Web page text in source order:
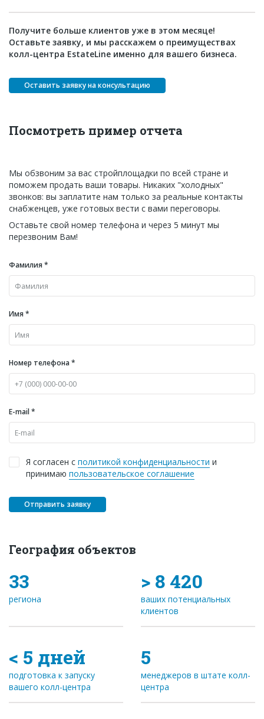
Получите больше клиентов уже в этом месяце!
Оставьте заявку, и мы расскажем о преимуществах
колл-центра EstateLine именно для вашего бизнеса.
Оставить заявку на консультацию
Посмотреть пример отчета
Мы обзвоним за вас стройплощадки по всей стране и
поможем продать ваши товары. Никаких "холодных"
звонков: вы заплатите нам только за реальные контакты
снабженцев, уже готовых вести с вами переговоры.
Оставьте свой номер телефона и через 5 минут мы
перезвоним Вам!
Фамилия *
Имя *
Номер телефона *
E-mail *
Я согласен с политикой конфиденциальности и
принимаю пользовательское соглашение
Отправить заявку
География объектов
33
региона
> 8 420
ваших потенциальных
клиентов
< 5 дней
подготовка к запуску
вашего колл-центра
5
менеджеров в штате колл-
центра